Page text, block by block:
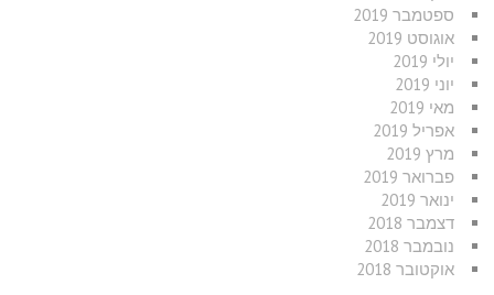
ספטמבר 2019
אוגוסט 2019
יולי 2019
יוני 2019
מאי 2019
אפריל 2019
מרץ 2019
פברואר 2019
ינואר 2019
דצמבר 2018
נובמבר 2018
אוקטובר 2018